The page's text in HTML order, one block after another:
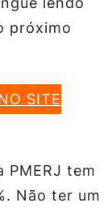
próximo
SITE
PMERJ tem
Não ter um